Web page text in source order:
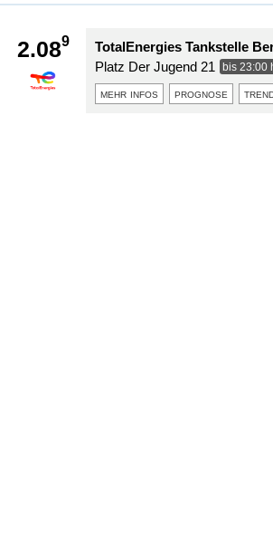
2.089
TotalEnergies Tankstelle
Platz Der Jugend 21
bis 23:00
mehr infos prognose